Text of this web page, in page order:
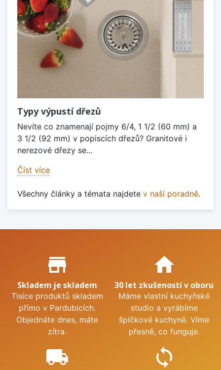
Typy výpustí dřezů
Nevíte co znamenají pojmy 6/4, 1 1/2 (60 mm) a
3 1/2 (92 mm) v popiscích dřezů? Granitové i
nerezové dřezy se...
Číst více
Všechny články a témata najdete v naší poradně.
Proč nakupovat u nás?
store_mall_directory
Skladem je skladem
Tisíce produktů skladem
přímo v Pardubicích.
Objednáte dnes, máte
zítra.
home
30 let zkušeností v oboru
Máme vlastní kuchyňské
studio a vyrábíme
špičkové kuchyně. Víme
přesně, co funguje.
local_shipping sync